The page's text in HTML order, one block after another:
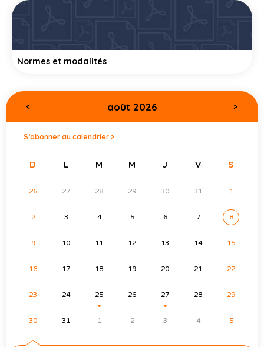
Normes et modalités
< août 2026 >
S’abonner au calendrier >
D L M M J V S
26 27 28 29 30 31 1
2 3 4 5 6 7 8
9 10 11 12 13 14 15
16 17 18 19 20 21 22
23 24 25
●
26 27
●
28 29
30 31 1 2 3 4 5